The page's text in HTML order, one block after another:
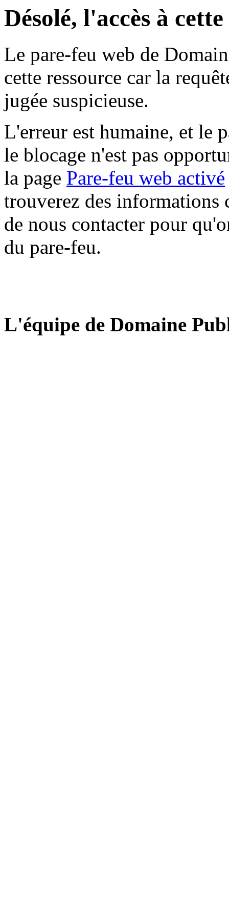
Désolé, l'accès à
Le pare-feu web de
cette ressource car la
jugée suspicieuse.
L'erreur est humaine, et le
le blocage n'est pas
la page Pare-feu web activé
trouverez des informations
de nous contacter pour
du pare-feu.
L'équipe de Domaine